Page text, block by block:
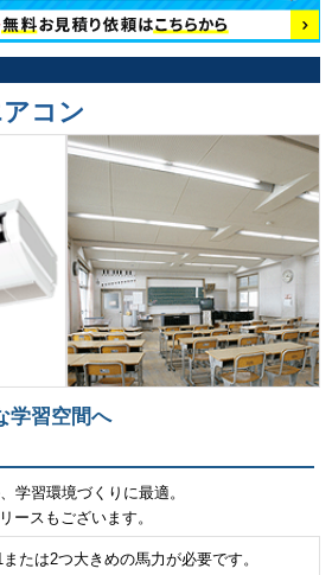
コン
学習空間へ
学習環境づくりに最適。
ースもございます。
たは2つ大きめの馬力が必要です。